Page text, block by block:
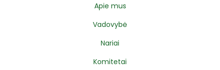
Apie mus
Vadovybė
Nariai
Komitetai